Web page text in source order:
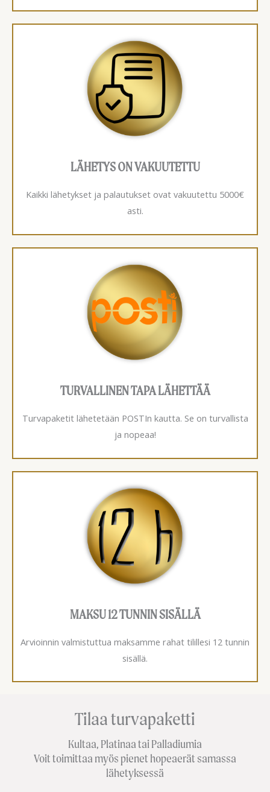
LÄHETYS ON VAKUUTETTU
Kaikki lähetykset ja palautukset ovat vakuutettu 5000€
asti.
TURVALLINEN TAPA LÄHETTÄÄ
Turvapaketit lähetetään POSTIn kautta. Se on turvallista
ja nopeaa!
MAKSU 12 TUNNIN SISÄLLÄ
Arvioinnin valmistuttua maksamme rahat tilillesi 12 tunnin
sisällä.
Tilaa turvapaketti
Kultaa, Platinaa tai Palladiumia
Voit toimittaa myös pienet hopeaerät samassa
lähetyksessä